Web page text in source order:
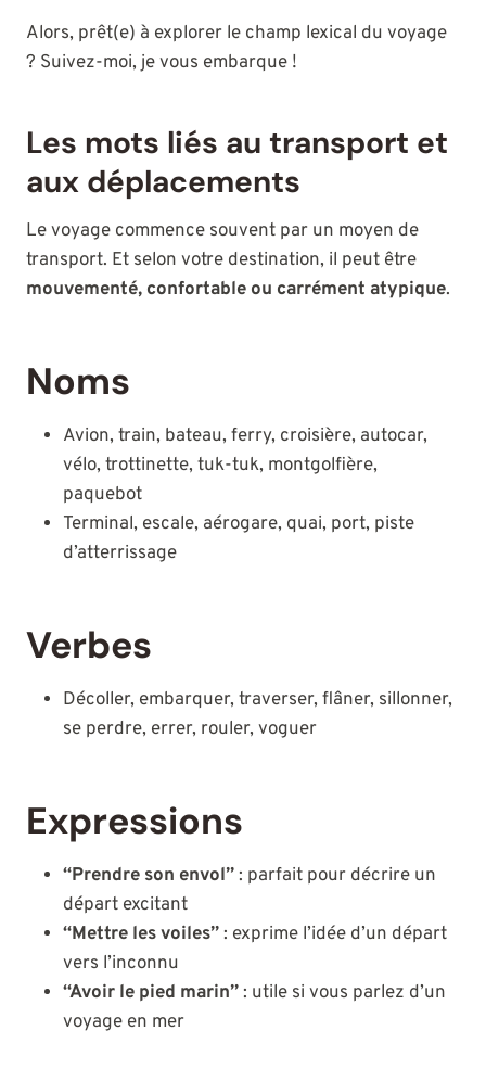
Alors, prêt(e) à explorer le champ lexical du voyage
? Suivez-moi, je vous embarque !
Les mots liés au transport et
aux déplacements
Le voyage commence souvent par un moyen de
transport. Et selon votre destination, il peut être
mouvementé, confortable ou carrément atypique.
Noms
Avion, train, bateau, ferry, croisière, autocar,
vélo, trottinette, tuk-tuk, montgolfière,
paquebot
Terminal, escale, aérogare, quai, port, piste
d’atterrissage
Verbes
Décoller, embarquer, traverser, flâner, sillonner,
se perdre, errer, rouler, voguer
Expressions
“Prendre son envol”: parfait pour décrire un
départ excitant
“Mettre les voiles”: exprime l’idée d’un départ
vers l’inconnu
“Avoir le pied marin”: utile si vous parlez d’un
voyage en mer